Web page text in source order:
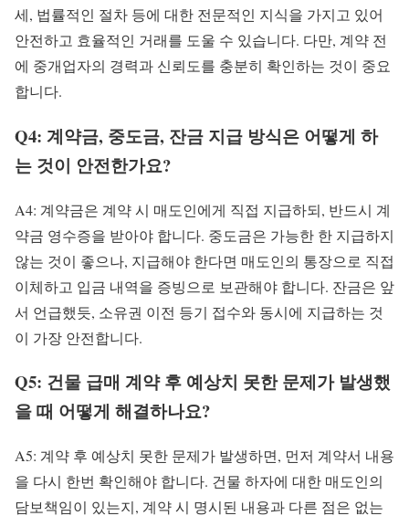
세, 법률적인 절차 등에 대한 전문적인 지식을 가지고 있어
안전하고 효율적인 거래를 도울 수 있습니다. 다만, 계약 전
에 중개업자의 경력과 신뢰도를 충분히 확인하는 것이 중요
합니다.
Q4: 계약금, 중도금, 잔금 지급 방식은 어떻게 하
는 것이 안전한가요?
A4: 계약금은 계약 시 매도인에게 직접 지급하되, 반드시 계
약금 영수증을 받아야 합니다. 중도금은 가능한 한 지급하지
않는 것이 좋으나, 지급해야 한다면 매도인의 통장으로 직접
이체하고 입금 내역을 증빙으로 보관해야 합니다. 잔금은 앞
서 언급했듯, 소유권 이전 등기 접수와 동시에 지급하는 것
이 가장 안전합니다.
Q5: 건물 급매 계약 후 예상치 못한 문제가 발생했
을 때 어떻게 해결하나요?
A5: 계약 후 예상치 못한 문제가 발생하면, 먼저 계약서 내용
을 다시 한번 확인해야 합니다. 건물 하자에 대한 매도인의
담보책임이 있는지, 계약 시 명시된 내용과 다른 점은 없는